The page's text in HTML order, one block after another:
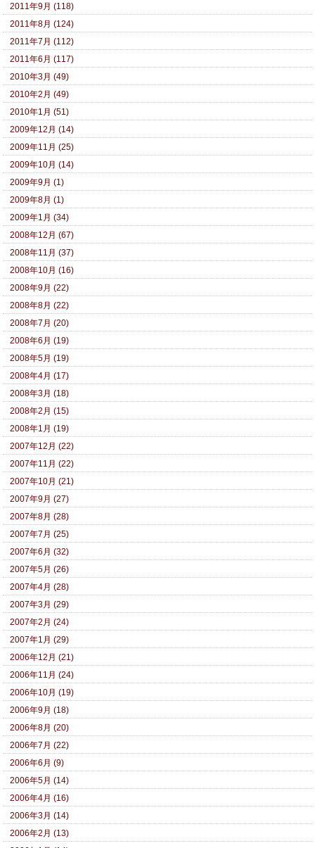
2011年9月 (118)
2011年8月 (124)
2011年7月 (112)
2011年6月 (117)
2010年3月 (49)
2010年2月 (49)
2010年1月 (51)
2009年12月 (14)
2009年11月 (25)
2009年10月 (14)
2009年9月 (1)
2009年8月 (1)
2009年1月 (34)
2008年12月 (67)
2008年11月 (37)
2008年10月 (16)
2008年9月 (22)
2008年8月 (22)
2008年7月 (20)
2008年6月 (19)
2008年5月 (19)
2008年4月 (17)
2008年3月 (18)
2008年2月 (15)
2008年1月 (19)
2007年12月 (22)
2007年11月 (22)
2007年10月 (21)
2007年9月 (27)
2007年8月 (28)
2007年7月 (25)
2007年6月 (32)
2007年5月 (26)
2007年4月 (28)
2007年3月 (29)
2007年2月 (24)
2007年1月 (29)
2006年12月 (21)
2006年11月 (24)
2006年10月 (19)
2006年9月 (18)
2006年8月 (20)
2006年7月 (22)
2006年6月 (9)
2006年5月 (14)
2006年4月 (16)
2006年3月 (14)
2006年2月 (13)